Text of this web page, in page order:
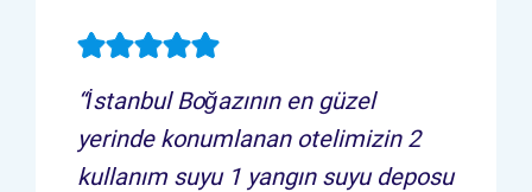
“İstanbul Boğazının en güzel
yerinde konumlanan otelimizin 2
kullanım suyu 1 yangın suyu deposu